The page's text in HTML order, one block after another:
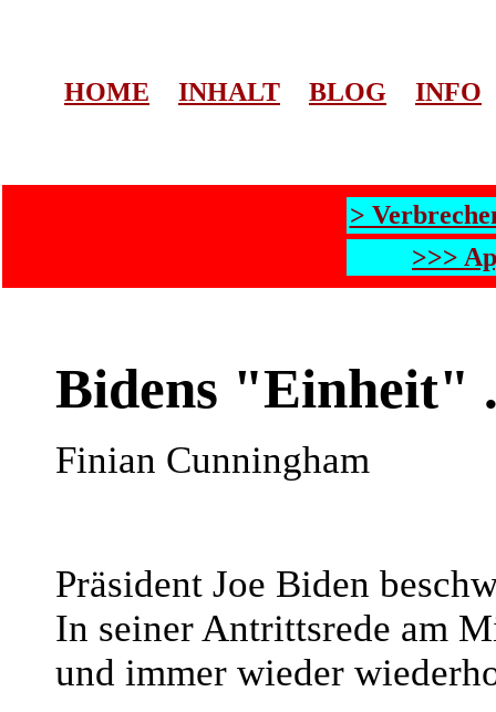
HOME INHALT BLOG INFO
>
>>>
Bidens "Einheit"
Finian Cunningham
Präsident Joe Biden
In seiner Antrittsrede am
und immer wieder